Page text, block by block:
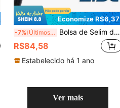
Economize R$6,37
-7% Últimos 3 dias Bolsa de Selim de Bicicleta à Prova d'Água NEWBOLER, Bolsa de Selim de Bicicleta de Montanha e de Estrada, Bolsa de Ferramentas de Bicicleta com Faixa Reflexiva, Acessórios de Bicicleta de Montanha
R$84,58
Estabelecido há 1 ano
Ver mais